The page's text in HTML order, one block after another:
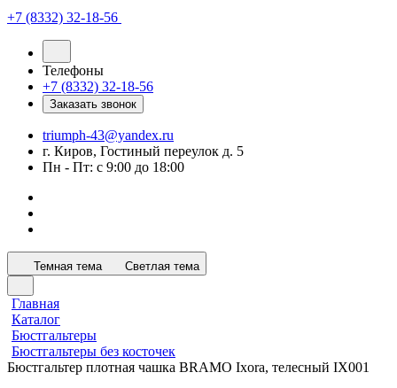
+7 (8332) 32-18-56
Телефоны
+7 (8332) 32-18-56
Заказать звонок
triumph-43@yandex.ru
г. Киров, Гостиный переулок д. 5
Пн - Пт: с 9:00 до 18:00
Темная тема Светлая тема
Главная
Каталог
Бюстгальтеры
Бюстгальтеры без косточек
Бюстгальтер плотная чашка BRAMO Ixora, телесный IX001